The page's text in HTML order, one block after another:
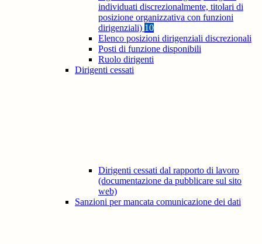
individuati discrezionalmente, titolari di
posizione organizzativa con funzioni
dirigenziali) 10
Elenco posizioni dirigenziali discrezionali
Posti di funzione disponibili
Ruolo dirigenti
Dirigenti cessati
Dirigenti cessati dal rapporto di lavoro
(documentazione da pubblicare sul sito
web)
Sanzioni per mancata comunicazione dei dati